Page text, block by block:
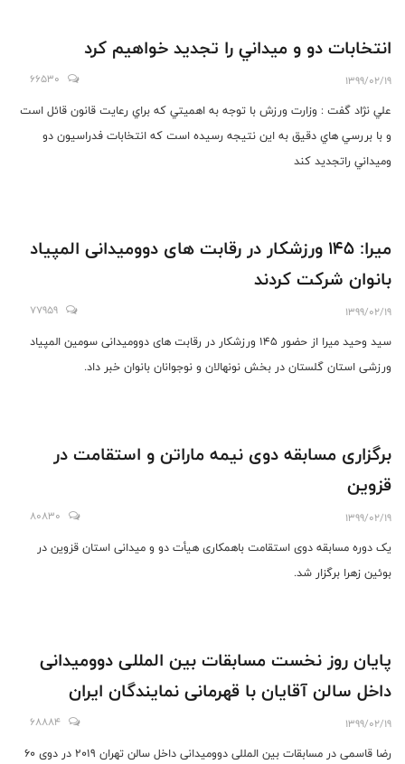
انتخابات دو و ميداني را تجديد خواهيم كرد
1399/02/19
66530
علي نژاد گفت : وزارت ورزش با توجه به اهميتي كه براي رعايت قانون قائل است
و با بررسي هاي دقيق به اين نتيجه رسيده است كه انتخابات فدراسيون دو
وميداني راتجديد كند
میرا: 145 ورزشکار در رقابت های دوومیدانی المپیاد
بانوان شرکت کردند
1399/02/19
77959
سید وحید میرا از حضور 145 ورزشکار در رقابت های دوومیدانی سومین المپیاد
ورزشی استان گلستان در بخش نونهالان و نوجوانان بانوان خبر داد.
برگزاری مسابقه دوی نیمه ماراتن و استقامت در
قزوین
1399/02/19
80830
یک دوره مسابقه دوی استقامت باهمکاری هیأت دو و میدانی استان قزوین در
بوئین زهرا برگزار شد.
پایان روز نخست مسابقات بین المللی دوومیدانی
داخل سالن آقایان با قهرمانی نمایندگان ایران
1399/02/19
68884
رضا قاسمی در مسابقات بین المللی دوومیدانی داخل سالن تهران 2019 در دوی 60